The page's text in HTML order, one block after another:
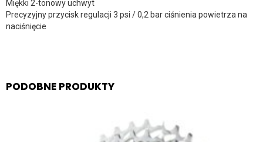
Miękki 2-tonowy uchwyt
Precyzyjny przycisk regulacji 3 psi / 0,2 bar ciśnienia powietrza na
naciśnięcie
PODOBNE PRODUKTY